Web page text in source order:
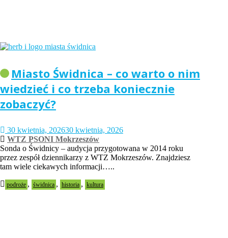
Miasto Świdnica – co warto o nim
wiedzieć i co trzeba koniecznie
zobaczyć?
30 kwietnia, 202630 kwietnia, 2026
WTZ PSONI Mokrzeszów
Sonda o Świdnicy – audycja przygotowana w 2014 roku
przez zespół dziennikarzy z WTZ Mokrzeszów. Znajdziesz
tam wiele ciekawych informacji…..
podroże , świdnica , historia , kultura